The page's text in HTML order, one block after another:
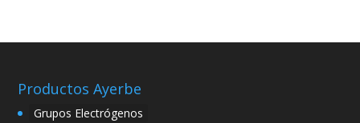
Productos Ayerbe
Grupos Electrógenos